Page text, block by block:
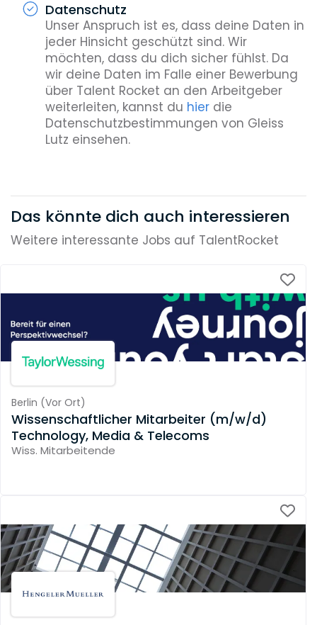
Datenschutz
Unser Anspruch ist es, dass deine Daten in
jeder Hinsicht geschützt sind. Wir
möchten, dass du dich sicher fühlst. Da
wir deine Daten im Falle einer Bewerbung
über Talent Rocket an den Arbeitgeber
weiterleiten, kannst du hierdie
Datenschutzbestimmungen von Gleiss
Lutz einsehen.
Das könnte dich auch interessieren
Weitere interessante Jobs auf TalentRocket
Berlin (Vor Ort)
Wissenschaftlicher Mitarbeiter (m/w/d)
Technology, Media & Telecoms
Wiss. Mitarbeitende